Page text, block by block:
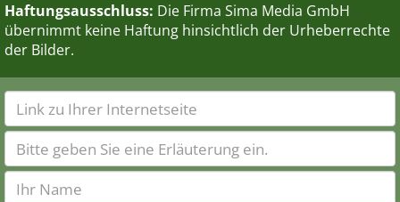
Haftungsausschluss: Die Firma Sima Media GmbH
übernimmt keine Haftung hinsichtlich der Urheberrechte
der Bilder.